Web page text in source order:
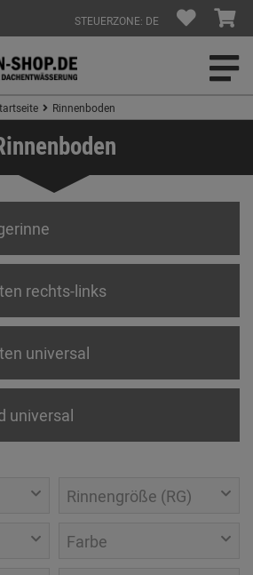
STEUERZONE: DE
Rinnenboden
rechts-links
universal
universal
Rinnengröße (RG)
Farbe